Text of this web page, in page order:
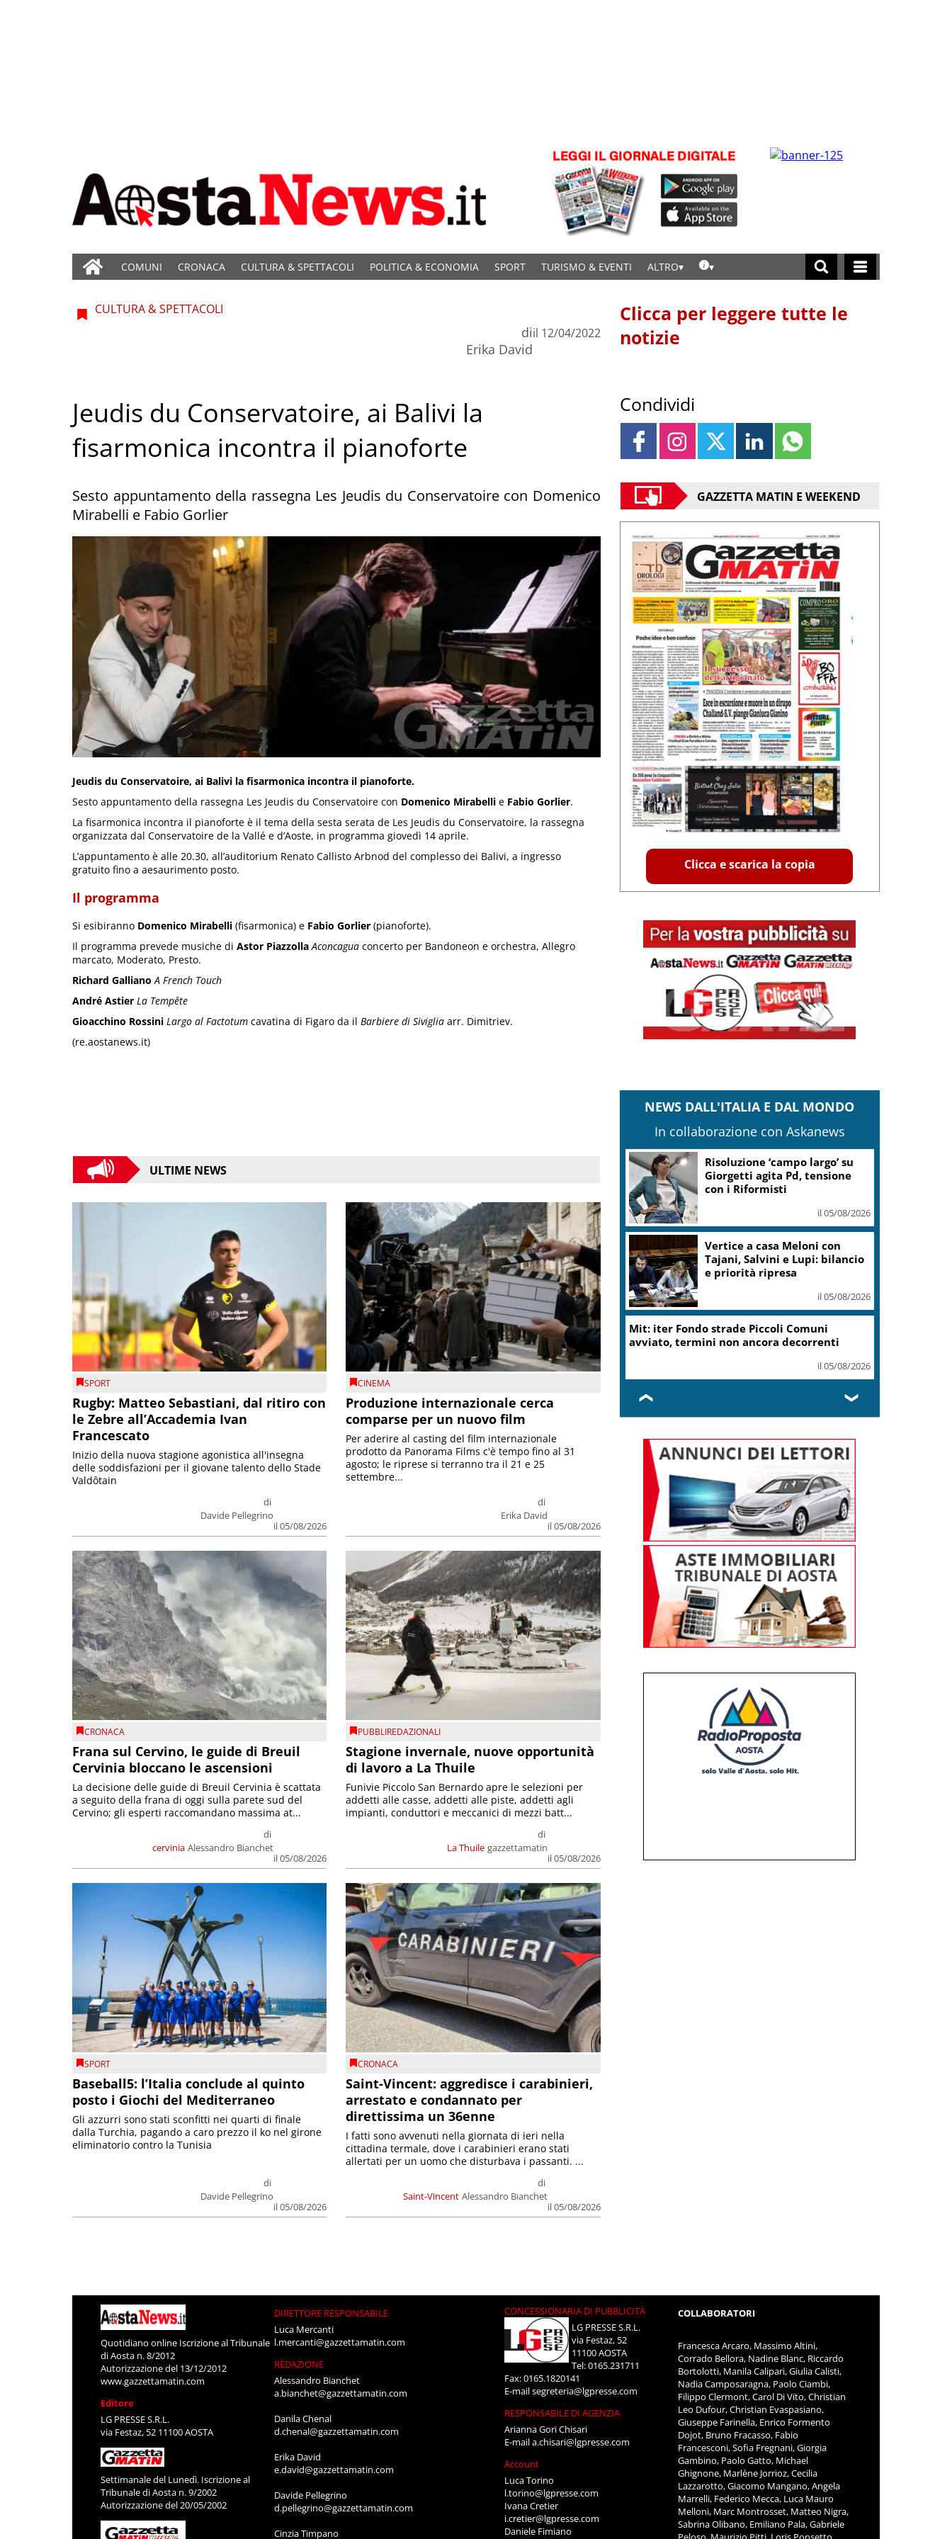
COMUNI CRONACA CULTURA & SPETTACOLI POLITICA & ECONOMIA SPORT TURISMO & EVENTI ALTRO
CULTURA & SPETTACOLI
di
Erika David
il 12/04/2022
Jeudis du Conservatoire, ai Balivi la
fisarmonica incontra il pianoforte
Sesto appuntamento della rassegna Les Jeudis du Conservatoire con Domenico
Mirabelli e Fabio Gorlier
Jeudis du Conservatoire, ai Balivi la fisarmonica incontra il pianoforte.
Sesto appuntamento della rassegna Les Jeudis du Conservatoire con Domenico Mirabelli e Fabio Gorlier.
­La fisarmonica incontra il pianoforte è il tema della sesta serata de Les Jeudis du Conservatoire, la rassegna
organizzata dal Conservatoire de la Vallé e d’Aoste, in programma giovedì 14 aprile.
L’appuntamento è alle 20.30, all’auditorium Renato Callisto Arbnod del complesso dei Balivi, a ingresso
gratuito fino a aesaurimento posto.
Il programma
Si esibiranno Domenico Mirabelli (fisarmonica) e Fabio Gorlier (pianoforte).
Il programma prevede musiche di Astor Piazzolla Aconcagua concerto per Bandoneon e orchestra, Allegro
marcato, Moderato, Presto.
Richard Galliano A French Touch
André Astier La Tempête
Gioacchino Rossini Largo al Factotum cavatina di Figaro da il Barbiere di Siviglia arr. Dimitriev.
(re.aostanews.it)
ULTIME NEWS
SPORT
Rugby: Matteo Sebastiani, dal ritiro con
le Zebre all’Accademia Ivan
Francescato
di
Davide Pellegrino
il 05/08/2026
Inizio della nuova stagione agonistica all'insegna
delle soddisfazioni per il giovane talento dello Stade
Valdôtain
CINEMA
Produzione internazionale cerca
comparse per un nuovo film
di
Erika David
il 05/08/2026
Per aderire al casting del film internazionale
prodotto da Panorama Films c'è tempo fino al 31
agosto; le riprese si terranno tra il 21 e 25
settembre...
CRONACA
Frana sul Cervino, le guide di Breuil
Cervinia bloccano le ascensioni
cervinia
di
Alessandro Bianchet
il 05/08/2026
La decisione delle guide di Breuil Cervinia è scattata
a seguito della frana di oggi sulla parete sud del
Cervino; gli esperti raccomandano massima at...
PUBBLIREDAZIONALI
Stagione invernale, nuove opportunità
di lavoro a La Thuile
La Thuile
di
gazzettamatin
il 05/08/2026
Funivie Piccolo San Bernardo apre le selezioni per
addetti alle casse, addetti alle piste, addetti agli
impianti, conduttori e meccanici di mezzi batt...
SPORT
Baseball5: l’Italia conclude al quinto
posto i Giochi del Mediterraneo
di
Davide Pellegrino
il 05/08/2026
Gli azzurri sono stati sconfitti nei quarti di finale
dalla Turchia, pagando a caro prezzo il ko nel girone
eliminatorio contro la Tunisia
CRONACA
Saint-Vincent: aggredisce i carabinieri,
arrestato e condannato per
direttissima un 36enne
Saint-Vincent
di
Alessandro Bianchet
il 05/08/2026
I fatti sono avvenuti nella giornata di ieri nella
cittadina termale, dove i carabinieri erano stati
allertati per un uomo che disturbava i passanti. ...
Clicca per leggere tutte le
notizie
Condividi
GAZZETTA MATIN E WEEKEND
Clicca e scarica la copia
NEWS DALL'ITALIA E DAL MONDO
In collaborazione con Askanews
Banco Bpm, Castagna: Agricole
Italia? Valuteremo, ritengo
fusione molto solida
il 05/08/2026
Conti pubblici, Governo
incassa sì su clausola Ue. Lega
ottiene modifica a risoluzione
il 05/08/2026
Delmastro, Camera dice no a
uso chat con Caroccia: in aula
il 05/08/2026
Quotidiano online Iscrizione al Tribunale
di Aosta n. 8/2012
Autorizzazione del 13/12/2012
www.gazzettamatin.com
Editore
LG PRESSE S.R.L.
via Festaz, 52 11100 AOSTA
Settimanale del Lunedì. Iscrizione al
Tribunale di Aosta n. 9/2002
Autorizzazione del 20/05/2002
DIRETTORE RESPONSABILE
Luca Mercanti
l.mercanti@gazzettamatin.com
REDAZIONE
Alessandro Bianchet
a.bianchet@gazzettamatin.com
Danila Chenal
d.chenal@gazzettamatin.com
Erika David
e.david@gazzettamatin.com
Davide Pellegrino
d.pellegrino@gazzettamatin.com
Cinzia Timpano
CONCESSIONARIA DI PUBBLICITÀ
LG PRESSE S.R.L.
via Festaz, 52
11100 AOSTA
Tel: 0165.231711
Fax: 0165.1820141
E-mailsegreteria@lgpresse.com
RESPONSABILE DI AGENZIA
Arianna Gori Chisari
E-maila.chisari@lgpresse.com
Account
Luca Torino
l.torino@lgpresse.com
Ivana Cretier
i.cretier@lgpresse.com
Daniele Fimiano
COLLABORATORI
Francesca Arcaro, Massimo Altini,
Corrado Bellora, Nadine Blanc, Riccardo
Bortolotti, Manila Calipari, Giulia Calisti,
Nadia Camposaragna, Paolo Ciambi,
Filippo Clermont, Carol Di Vito, Christian
Leo Dufour, Christian Evaspasiano,
Giuseppe Farinella, Enrico Formento
Dojot, Bruno Fracasso, Fabio
Francesconi, Sofia Fregnani, Giorgia
Gambino, Paolo Gatto, Michael
Ghignone, Marlène Jorrioz, Cecilia
Lazzarotto, Giacomo Mangano, Angela
Marrelli, Federico Mecca, Luca Mauro
Melloni, Marc Montrosset, Matteo Nigra,
Sabrina Olibano, Emiliano Pala, Gabriele